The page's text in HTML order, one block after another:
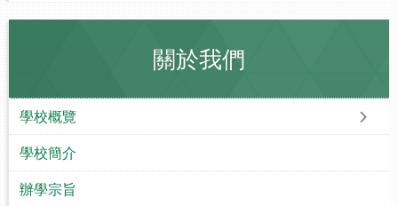
關於我們
學校概覽
學校簡介
辦學宗旨